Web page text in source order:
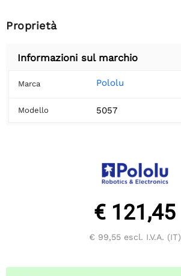
Proprietà
Informazioni sul marchio
Marca Pololu
Modello 5057
€ 121,45
€ 99,55escl. I.V.A. (IT)